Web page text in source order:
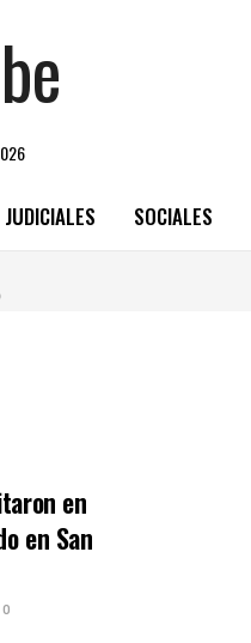
JUDICIALES SOCIALES
en
en San
0